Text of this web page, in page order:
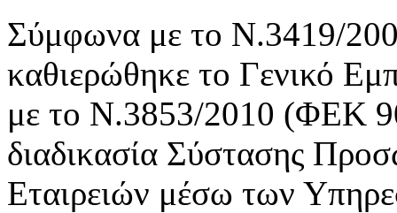
Σύμφωνα με το Ν.3419/
καθιερώθηκε το Γενικό
με το Ν.3853/2010 (ΦΕΚ
διαδικασία Σύστασης
Εταιρειών μέσω των